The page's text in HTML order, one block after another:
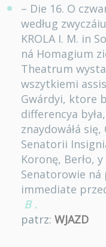
– Die 16. O
według
KROLA I. M. in
ná Homagium
Theatrum
wszytkiemi
Gwárdyi, ktore
differencya
znaydowáłá
Senatorii
Koronę, Berło,
Senatorowie
immediate
B .
patrz: WJAZD